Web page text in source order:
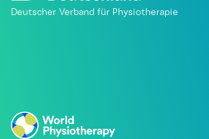
Deutscher Verband für Physiotherapie